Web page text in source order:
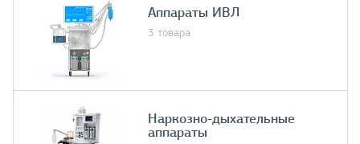
Аппараты ИВЛ
3 товара
Наркозно-дыхательные
аппараты